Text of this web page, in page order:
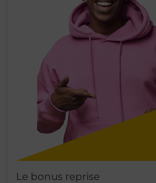
Le bonus reprise